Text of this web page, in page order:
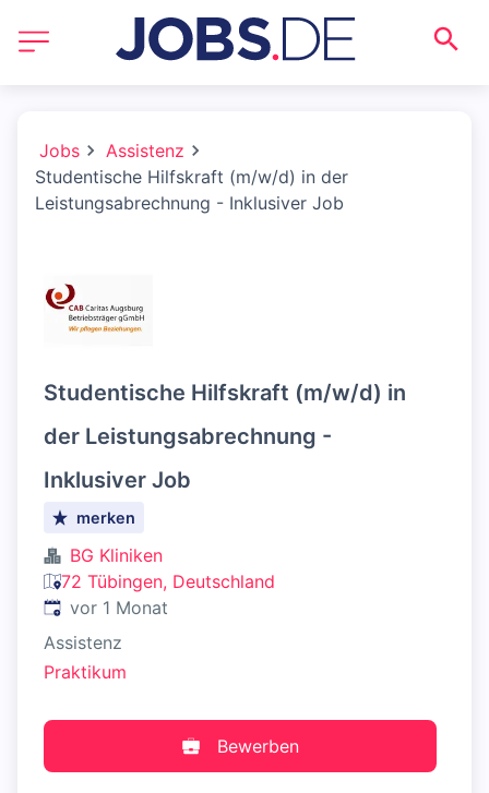
Jobs
Assistenz
Studentische Hilfskraft (m/w/d) in der
Leistungsabrechnung - Inklusiver Job
Studentische Hilfskraft (m/w/d) in
der Leistungsabrechnung -
Inklusiver Job
merken
BG Kliniken
72 Tübingen, Deutschland
Veröffentlicht:
vor 1 Monat
Assistenz
Praktikum
Bewerben